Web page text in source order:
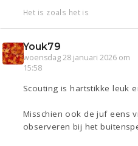
Het is zoals het is
Youk79
woensdag 28 januari 2026 om
15:58
Scouting is hartstikke leuk
Misschien ook de juf eens
observeren bij het